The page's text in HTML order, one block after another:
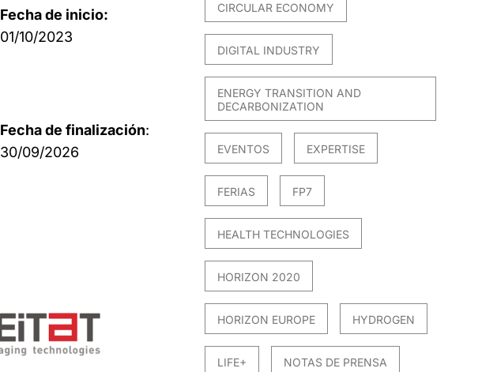
Fecha de inicio:
01/10/2023
Fecha de finalización:
30/09/2026
CIRCULAR ECONOMY
DIGITAL INDUSTRY
ENERGY TRANSITION AND
DECARBONIZATION
EVENTOS EXPERTISE
FERIAS FP7
HEALTH TECHNOLOGIES
HORIZON 2020
HORIZON EUROPE HYDROGEN
LIFE+ NOTAS DE PRENSA